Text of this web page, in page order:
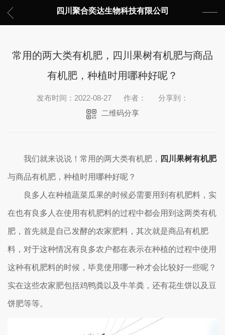
四川聚合奕达生物科技有限公司
常用的两大类有机肥，四川果树有机肥与商品
有机肥，种植时用哪种好呢？
发布时间：2022-08-27 作者：
分享到：
二维码分享
我们就来说说！常用的两大类有机肥， 四川果树有机肥
与商品有机肥，种植时用哪种好呢？
良多人在种植蔬菜瓜果的时候必需要用到有机肥料，实
在也有良多人在使用有机肥料的过程中都会用到这两类有机
肥，首先就是自己发酵的农家肥料，其次就是商品有机肥
料，对于这种情况有良多农户都在表示在种植的过程中使用
这种有机肥料的时候，毕竟使用哪一种才会比较好一些呢？
实在这些农家肥包括鸡鸭粪以及牛羊粪，还有花生饼以及豆
饼肥等等。